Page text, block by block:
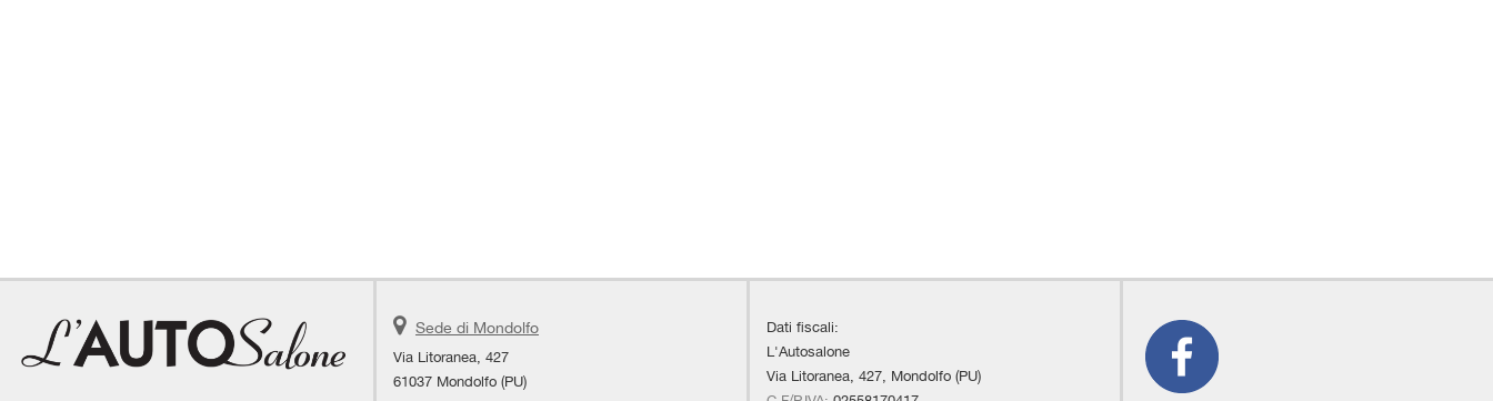
Sede di Mondolfo
Via Litoranea, 427
61037 Mondolfo (PU)
Dati fiscali:
L'Autosalone
Via Litoranea, 427, Mondolfo (PU)